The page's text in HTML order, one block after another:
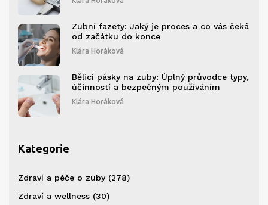
Zubní fazety: Jaký je proces a co vás čeká
od začátku do konce
Klára Horáková
Bělicí pásky na zuby: Úplný průvodce typy,
účinností a bezpečným používáním
Klára Horáková
Kategorie
Zdraví a péče o zuby (278)
Zdraví a wellness (30)